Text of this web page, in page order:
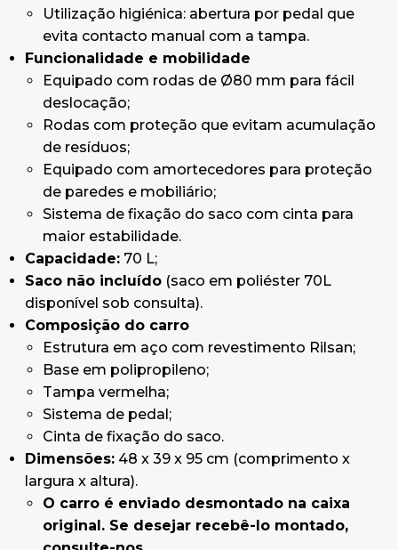
Utilização higiénica: abertura por pedal que
evita contacto manual com a tampa.
Funcionalidade e mobilidade
Equipado com rodas de Ø80 mm para fácil
deslocação;
Rodas com proteção que evitam acumulação
de resíduos;
Equipado com amortecedores para proteção
de paredes e mobiliário;
Sistema de fixação do saco com cinta para
maior estabilidade.
Capacidade:70 L;
Saco não incluído(saco em poliéster 70L
disponível sob consulta).
Composição do carro
Estrutura em aço com revestimento Rilsan;
Base em polipropileno;
Tampa vermelha;
Sistema de pedal;
Cinta de fixação do saco.
Dimensões:48 x 39 x 95 cm (comprimento x
largura x altura).
O carro é enviado desmontado na caixa
original. Se desejar recebê-lo montado,